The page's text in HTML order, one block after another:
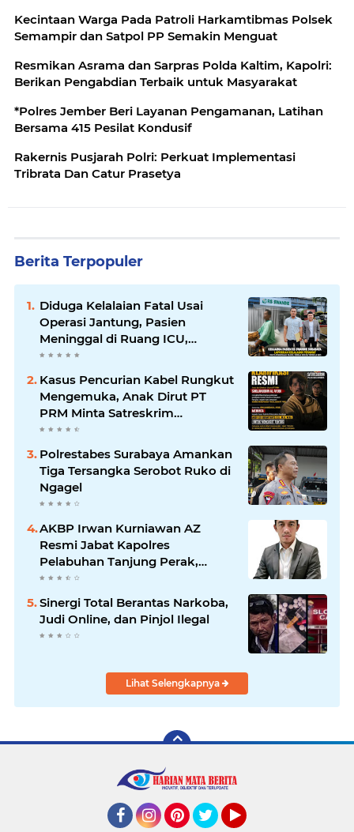
Kecintaan Warga Pada Patroli Harkamtibmas Polsek
Semampir dan Satpol PP Semakin Menguat
Resmikan Asrama dan Sarpras Polda Kaltim, Kapolri:
Berikan Pengabdian Terbaik untuk Masyarakat
*Polres Jember Beri Layanan Pengamanan, Latihan
Bersama 415 Pesilat Kondusif
Rakernis Pusjarah Polri: Perkuat Implementasi
Tribrata Dan Catur Prasetya
Berita Terpopuler
Diduga Kelalaian Fatal Usai
Operasi Jantung, Pasien
Meninggal di Ruang ICU,
Keluarga Tuntut RSUD dr.
Jawab
Kasus Pencurian Kabel Rungkut
Mengemuka, Anak Dirut PT
PRM Minta Satreskrim
Polrestabes Surabaya Usut
Polrestabes Surabaya Amankan
Tiga Tersangka Serobot Ruko di
Ngagel
AKBP Irwan Kurniawan AZ
Resmi Jabat Kapolres
Pelabuhan Tanjung Perak,
Pimpinan Redaksi
Sampaikan Ucapan Selamat
Sinergi Total Berantas Narkoba,
Judi Online, dan Pinjol Ilegal
Lihat Selengkapnya